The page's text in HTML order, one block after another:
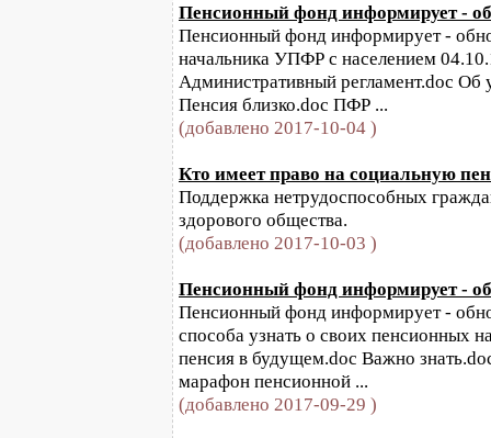
Пенсионный фонд информирует -
Пенсионный фонд информирует -
начальника УПФР с населением
Административный регламент.doc
Пенсия близко.doc ПФР ...
(добавлено 2017-10-04 )
Кто имеет право на социальную
Поддержка нетрудоспособных
здорового общества.
(добавлено 2017-10-03 )
Пенсионный фонд информирует -
Пенсионный фонд информирует -
способа узнать о своих пенсионных
пенсия в будущем.doc Важно
марафон пенсионной ...
(добавлено 2017-09-29 )